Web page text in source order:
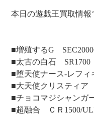
本日の遊戯王買取情
■増殖するG
■太古の白石 SR1700
■堕天使ナース-レフ
■大天使クリスティア
■チョコマジシャンガ
■超融合 ＣＲ1500/